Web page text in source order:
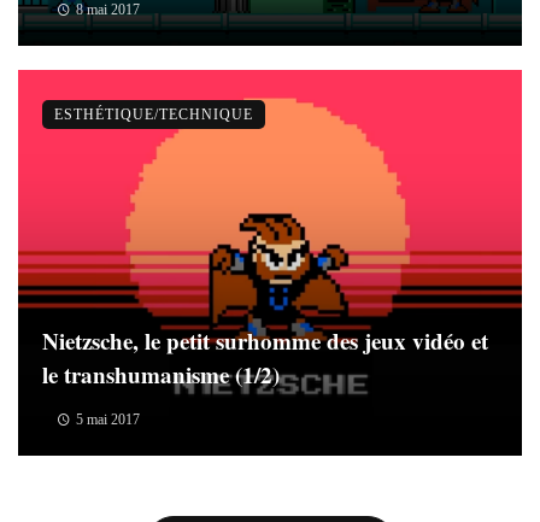
8 mai 2017
Nietzsche, le petit surhomme des jeux vidéo et
le transhumanisme (1/2)
5 mai 2017
ESTHÉTIQUE/TECHNIQUE